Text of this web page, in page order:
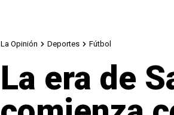
La Opinión Deportes Fútbol
La era de